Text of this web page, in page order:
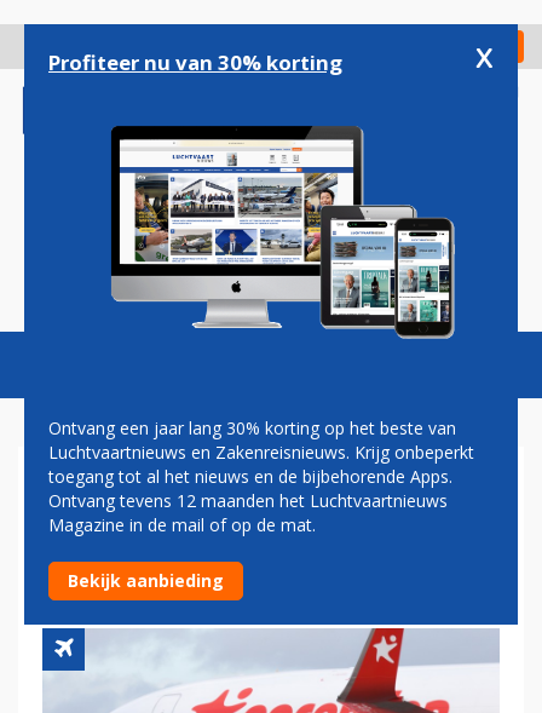
gaan
Check in
Magazine Podcasts Vacatures
CORENDON ZEKER TOT HALF
AUGUSTUS NIET NAAR
TURKIJE
Profiteer nu van 30% korting x
Ontvang een jaar lang 30% korting op het beste van
Luchtvaartnieuws en Zakenreisnieuws. Krijg onbeperkt
toegang tot al het nieuws en de bijbehorende Apps.
Ontvang tevens 12 maanden het Luchtvaartnieuws
Magazine in de mail of op de mat.
Bekijk aanbieding